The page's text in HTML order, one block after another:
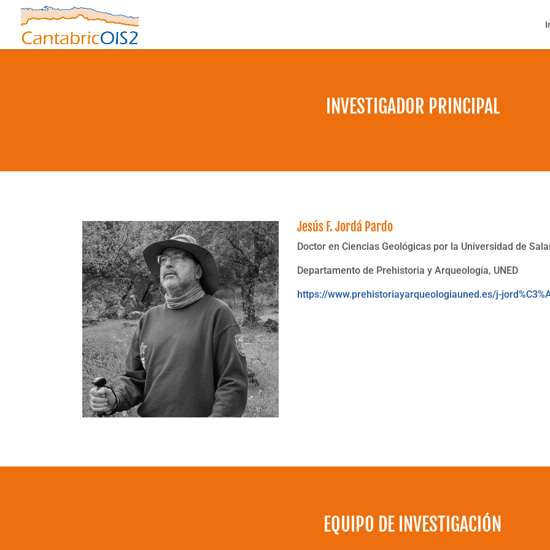
INVESTIGADOR PRINCIPAL
Jesús F. Jordá Pardo
Doctor en Ciencias Geológicas por la Universidad de
Departamento de Prehistoria y Arqueología, UNED
https://www.prehistoriayarqueologiauned.es/j-
EQUIPO DE INVESTIGACIÓN